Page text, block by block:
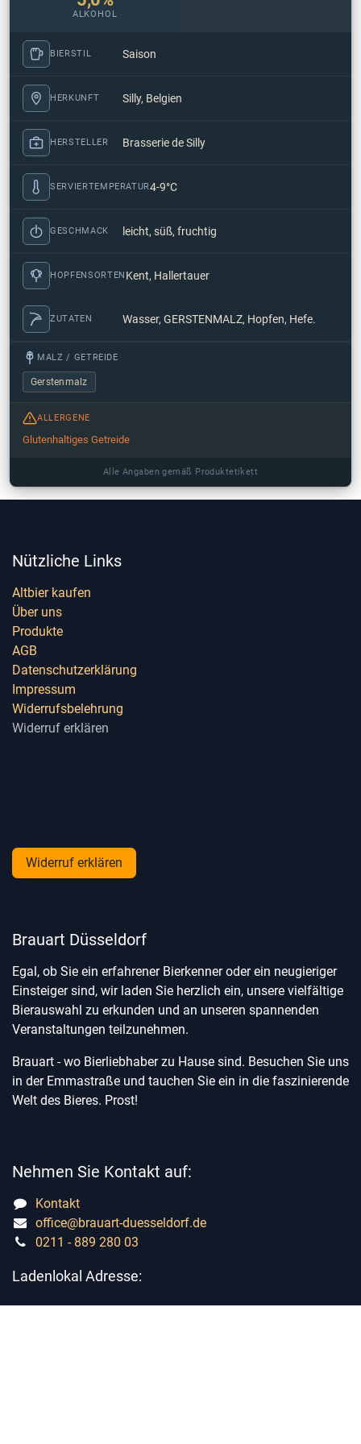
ALKOHOL
BIERSTIL Saison
HERKUNFT Silly, Belgien
HERSTELLER Brasserie de Silly
SERVIERTEMPERATUR4-9°C
GESCHMACK leicht, süß, fruchtig
HOPFENSORTEN Kent, Hallertauer
ZUTATEN Wasser, GERSTENMALZ, Hopfen, Hefe.
MALZ / GETREIDE
Gerstenmalz
ALLERGENE
Glutenhaltiges Getreide
Alle Angaben gemäß Produktetikett
Nützliche Links
Altbier kaufen
Über uns
Produkte
AGB
Datenschutzerklärung
Impressum
Widerrufsbelehrung
Widerruf erklären
Widerruf erklären
Brauart Düsseldorf
Egal, ob Sie ein erfahrener Bierkenner oder ein neugieriger
Einsteiger sind, wir laden Sie herzlich ein, unsere vielfältige
Bierauswahl zu erkunden und an unseren spannenden
Veranstaltungen teilzunehmen.
Brauart - wo Bierliebhaber zu Hause sind. Besuchen Sie uns
in der Emmastraße und tauchen Sie ein in die faszinierende
Welt des Bieres. Prost!
Nehmen Sie Kontakt auf:
Kontakt
office@brauart-duesseldorf.de
0211 - 889 280 03
Ladenlokal Adresse: